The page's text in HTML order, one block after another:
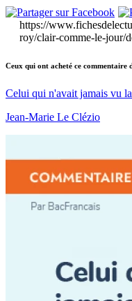
https://
roy/clair-comme-le-jour/
Ceux qui ont acheté ce
Celui qui n'avait jamais vu
Jean-Marie Le Clézio